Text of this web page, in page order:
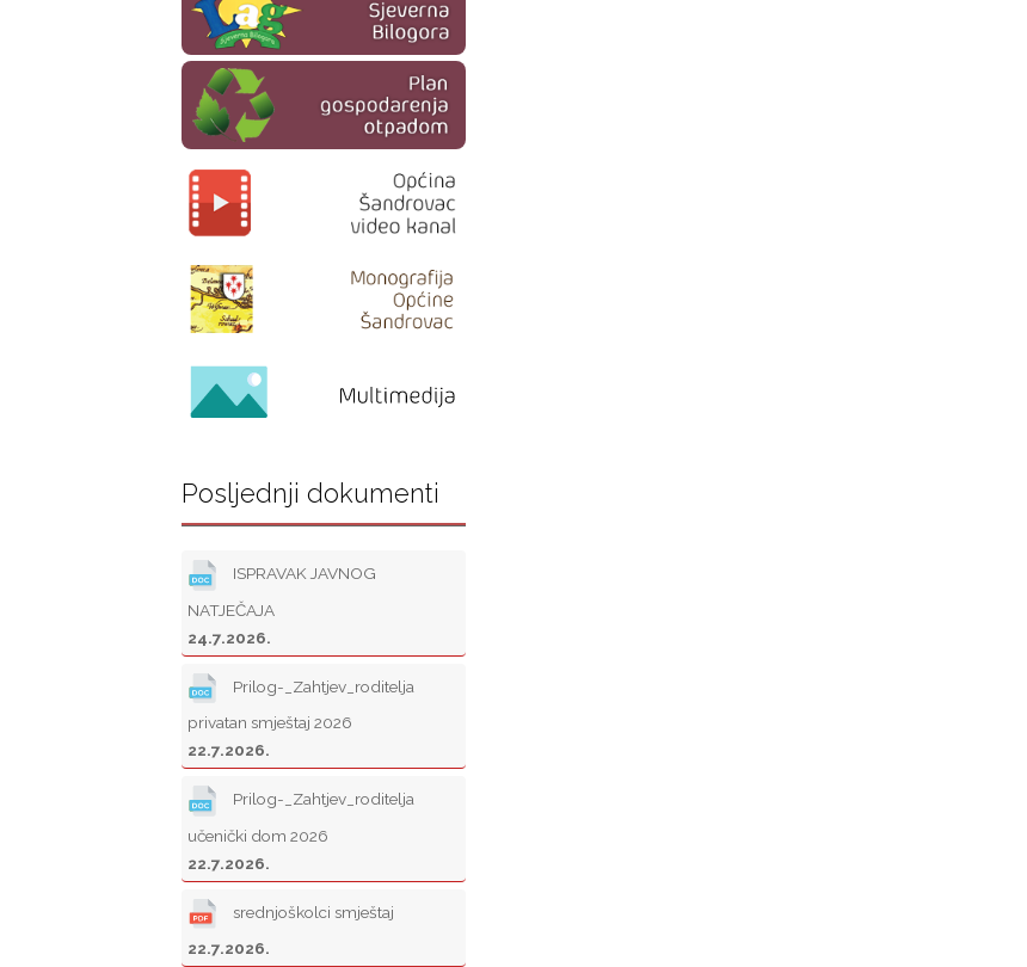
Posljednji dokumenti
ISPRAVAK JAVNOG
NATJEČAJA
24.7.2026.
Prilog-_Zahtjev_roditelja
privatan smještaj 2026
22.7.2026.
Prilog-_Zahtjev_roditelja
učenički dom 2026
22.7.2026.
srednjoškolci smještaj
22.7.2026.